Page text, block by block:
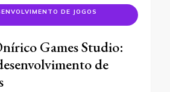
DE JOGOS
Games Studio:
de